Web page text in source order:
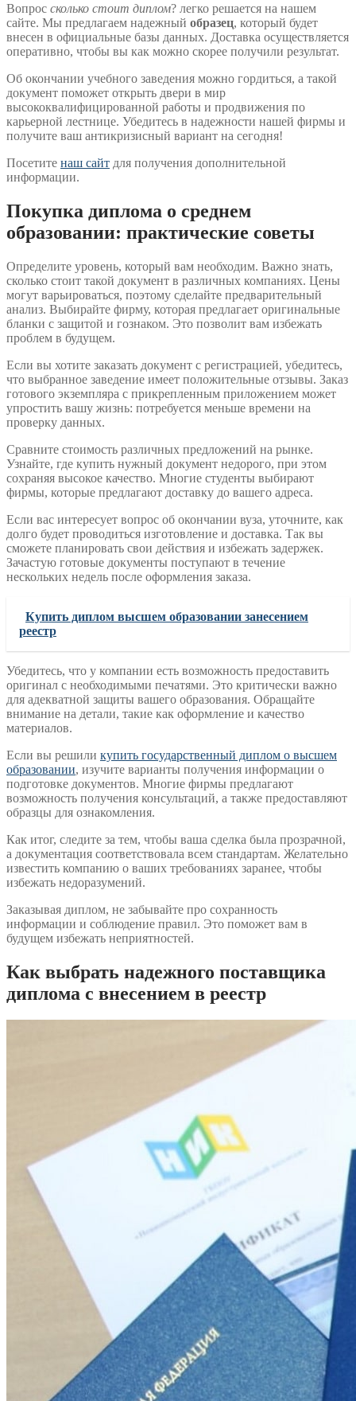
Вопрос сколько стоит диплом? легко решается на нашем
сайте. Мы предлагаем надежный образец, который будет
внесен в официальные базы данных. Доставка осуществляется
оперативно, чтобы вы как можно скорее получили результат.
Об окончании учебного заведения можно гордиться, а такой
документ поможет открыть двери в мир
высококвалифицированной работы и продвижения по
карьерной лестнице. Убедитесь в надежности нашей фирмы и
получите ваш антикризисный вариант на сегодня!
Посетите наш сайт для получения дополнительной
информации.
Покупка диплома о среднем
образовании: практические советы
Определите уровень, который вам необходим. Важно знать,
сколько стоит такой документ в различных компаниях. Цены
могут варьироваться, поэтому сделайте предварительный
анализ. Выбирайте фирму, которая предлагает оригинальные
бланки с защитой и гознаком. Это позволит вам избежать
проблем в будущем.
Если вы хотите заказать документ с регистрацией, убедитесь,
что выбранное заведение имеет положительные отзывы. Заказ
готового экземпляра с прикрепленным приложением может
упростить вашу жизнь: потребуется меньше времени на
проверку данных.
Сравните стоимость различных предложений на рынке.
Узнайте, где купить нужный документ недорого, при этом
сохраняя высокое качество. Многие студенты выбирают
фирмы, которые предлагают доставку до вашего адреса.
Если вас интересует вопрос об окончании вуза, уточните, как
долго будет проводиться изготовление и доставка. Так вы
сможете планировать свои действия и избежать задержек.
Зачастую готовые документы поступают в течение
нескольких недель после оформления заказа.
Купить диплом высшем образовании занесением
реестр
Убедитесь, что у компании есть возможность предоставить
оригинал с необходимыми печатями. Это критически важно
для адекватной защиты вашего образования. Обращайте
внимание на детали, такие как оформление и качество
материалов.
Если вы решили купить государственный диплом о высшем
образовании, изучите варианты получения информации о
подготовке документов. Многие фирмы предлагают
возможность получения консультаций, а также предоставляют
образцы для ознакомления.
Как итог, следите за тем, чтобы ваша сделка была прозрачной,
а документация соответствовала всем стандартам. Желательно
известить компанию о ваших требованиях заранее, чтобы
избежать недоразумений.
Заказывая диплом, не забывайте про сохранность
информации и соблюдение правил. Это поможет вам в
будущем избежать неприятностей.
Как выбрать надежного поставщика
диплома с внесением в реестр